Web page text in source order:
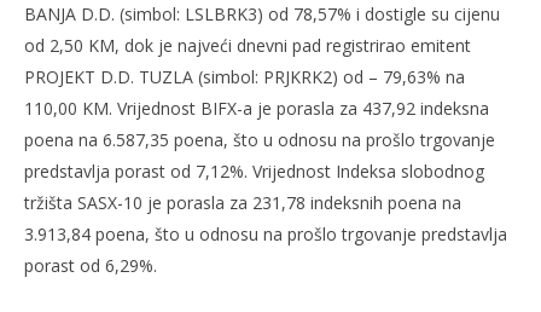
BANJA D.D. (simbol: LSLBRK3) od 78,57% i dostigle su cijenu
od 2,50 KM, dok je najveći dnevni pad registrirao emitent
PROJEKT D.D. TUZLA (simbol: PRJKRK2) od – 79,63% na
110,00 KM. Vrijednost BIFX-a je porasla za 437,92 indeksna
poena na 6.587,35 poena, što u odnosu na prošlo trgovanje
predstavlja porast od 7,12%. Vrijednost Indeksa slobodnog
tržišta SASX-10 je porasla za 231,78 indeksnih poena na
3.913,84 poena, što u odnosu na prošlo trgovanje predstavlja
porast od 6,29%.